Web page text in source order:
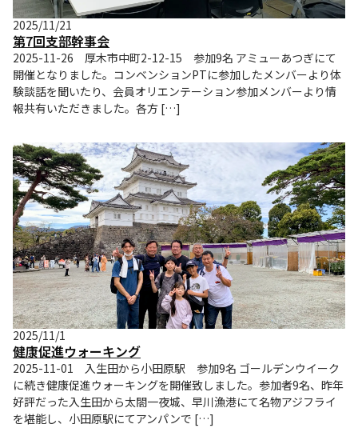
2025/11/21
第7回支部幹事会
2025-11-26 厚木市中町2-12-15 参加9名 アミューあつぎにて
開催となりました。コンベンションPTに参加したメンバーより体
験談話を聞いたり、会員オリエンテーション参加メンバーより情
報共有いただきました。各方 […]
2025/11/1
健康促進ウォーキング
2025-11-01 入生田から小田原駅 参加9名 ゴールデンウイーク
に続き健康促進ウォーキングを開催致しました。参加者9名、昨年
好評だった入生田から太閤一夜城、早川漁港にて名物アジフライ
を堪能し、小田原駅にてアンパンで […]